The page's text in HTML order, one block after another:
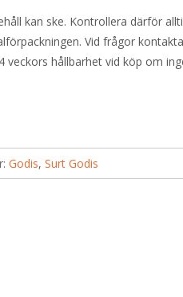
kan ske. Kontrollera därför
Vid frågor
veckors hållbarhet vid köp om
Godis, Surt Godis